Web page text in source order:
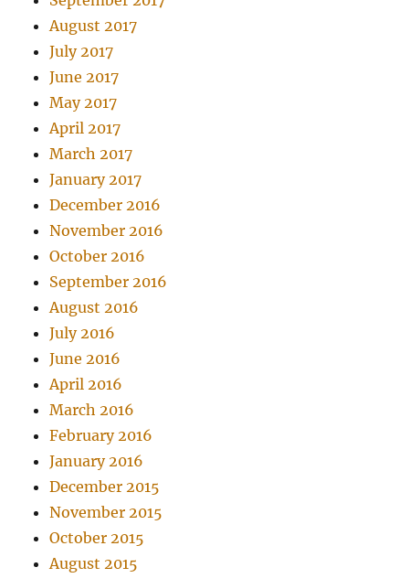
August 2017
July 2017
June 2017
May 2017
April 2017
March 2017
January 2017
December 2016
November 2016
October 2016
September 2016
August 2016
July 2016
June 2016
April 2016
March 2016
February 2016
January 2016
December 2015
November 2015
October 2015
August 2015